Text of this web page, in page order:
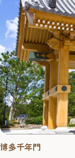
博多千年門